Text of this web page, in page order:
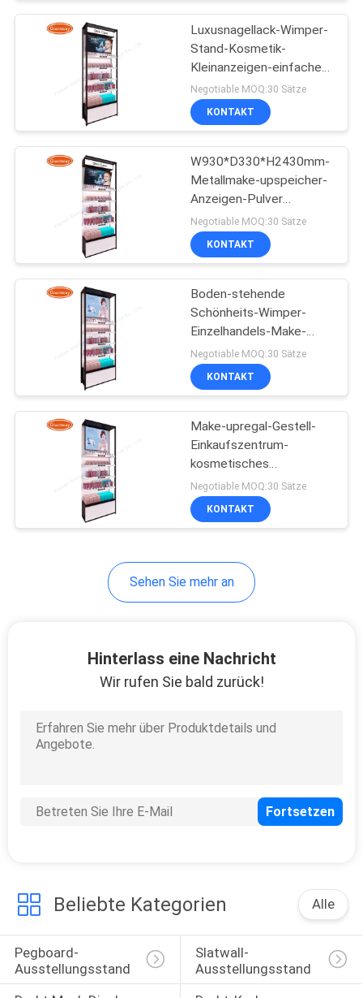
Gruß-Karten-
Präsentationsständer
Motorenöl-
Präsentationsständer
Automobilbatterie-
Boden-Stellungs-
Zeitschriftenständer
Präsentationsständer
12
Luxusnagellack-Wimper-
Stand-Kosmetik-
Kleinanzeigen-einfache
Versammlung
Negotiable MOQ:30 Sätze
KONTAKT
W930*D330*H2430mm-
Metallmake-upspeicher-
Anzeigen-Pulver
beschichtet mit Kabinett
Negotiable MOQ:30 Sätze
KONTAKT
Boden-stehende
Schönheits-Wimper-
Einzelhandels-Make-
upanzeige für
Supermarkt
Negotiable MOQ:30 Sätze
KONTAKT
Make-upregal-Gestell-
Einkaufszentrum-
kosmetisches
Schaufenster-stabile
Struktur
Negotiable MOQ:30 Sätze
KONTAKT
Sehen Sie mehr an
Hinterlass eine Nachricht
Wir rufen Sie bald zurück!
Beliebte Kategorien Alle
Pegboard-
Ausstellungsstand
Slatwall-
Ausstellungsstand